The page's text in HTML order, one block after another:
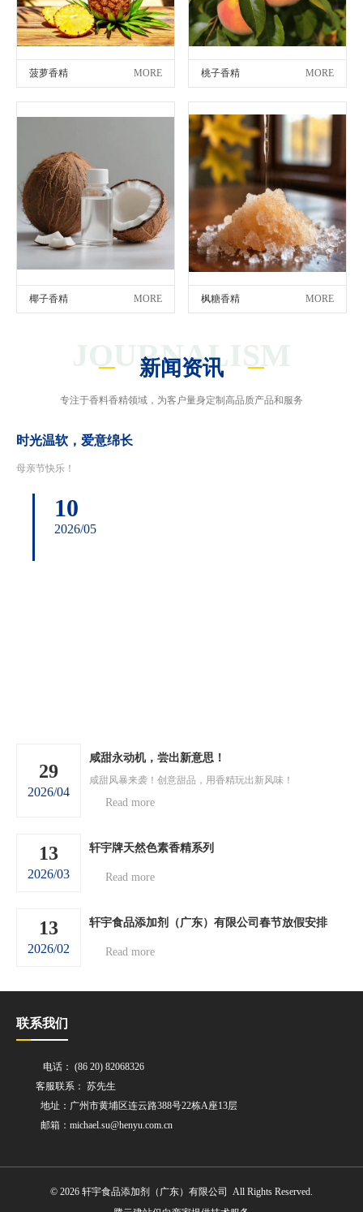
菠萝香精 MORE 桃子香精 MORE
椰子香精 MORE 枫糖香精 MORE
JOURNALISM
新闻资讯
专注于香料香精领域，为客户量身定制高品质产品和服务
时光温软，爱意绵长
母亲节快乐！
10
2026/05
29
2026/04
咸甜永动机，尝出新意思！
咸甜风暴来袭！创意甜品，用香精玩出新风味！
Read more
13
2026/03
轩宇牌天然色素香精系列
Read more
13
2026/02
轩宇食品添加剂（广东）有限公司春节放假安排
Read more
联系我们
电话： (86 20) 82068326
客服联系： 苏先生
地址：广州市黄埔区连云路388号22栋A座13层
邮箱：michael.su@henyu.com.cn
© 2026 轩宇食品添加剂（广东）有限公司 All Rights Reserved.